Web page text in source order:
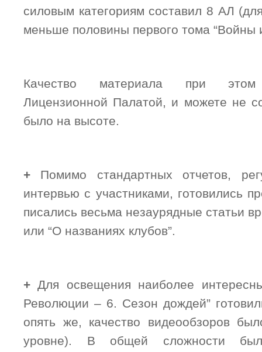
силовым категориям составил 8 АЛ
меньше половины первого тома “Войны
Качество материала при этом
Лицензионной Палатой, и можете не
было на высоте.
+ Помимо стандартных отчетов,
интервью с участниками, готовились
писались весьма незаурядные статьи
или “О названиях клубов”.
+ Для освещения наиболее
Революции – 6. Сезон дождей”
опять же, качество видеообзоров
уровне). В общей сложности